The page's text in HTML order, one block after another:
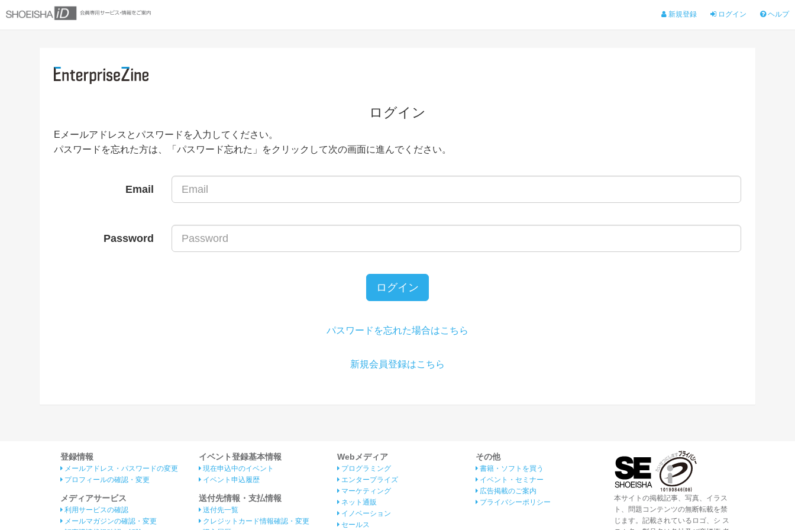
新規登録 ログイン ヘルプ
ログイン
Eメールアドレスとパスワードを入力してください。
パスワードを忘れた方は、「パスワード忘れた」をクリックして次の画面に進んでください。
Email
Password
ログイン
パスワードを忘れた場合はこちら
新規会員登録はこちら
登録情報
メールアドレス・パスワードの変更
プロフィールの確認・変更
メディアサービス
利用サービスの確認
メールマガジンの確認・変更
イベント登録基本情報
現在申込中のイベント
イベント申込履歴
送付先情報・支払情報
送付先一覧
クレジットカード情報確認・変更
Webメディア
プログラミング
エンタープライズ
マーケティング
ネット通販
イノベーション
セールス
その他
書籍・ソフトを買う
イベント・セミナー
広告掲載のご案内
プライバシーポリシー
本サイトの掲載記事、写真、イラス
ト、問題コンテンツの無断転載を禁
じます。記載されているロゴ、シ ス